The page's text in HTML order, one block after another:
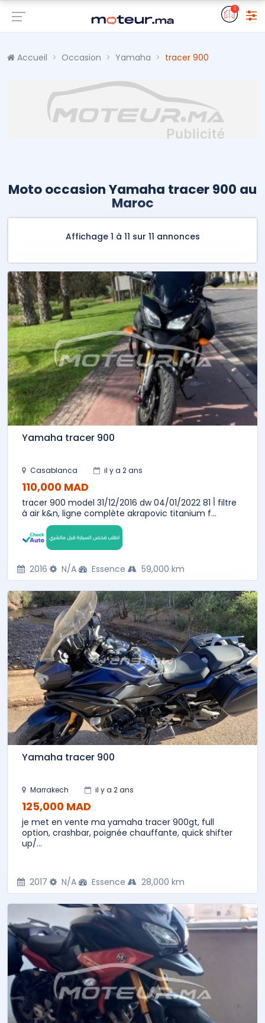
0
Accueil Occasion Yamaha tracer 900
Moto occasion Yamaha tracer 900 au
Maroc
Affichage 1 à 11 sur 11 annonces
Yamaha tracer 900
Casablanca il y a 2 ans
110,000 MAD
tracer 900 model 31/12/2016 dw 04/01/2022 أ 81 filtre
à air k&n, ligne complète akrapovic titanium f...
2016 N/A Essence 59,000 km
Yamaha tracer 900
Marrakech il y a 2 ans
125,000 MAD
je met en vente ma yamaha tracer 900gt, full
option, crashbar, poignée chauffante, quick shifter
up/...
2017 N/A Essence 28,000 km